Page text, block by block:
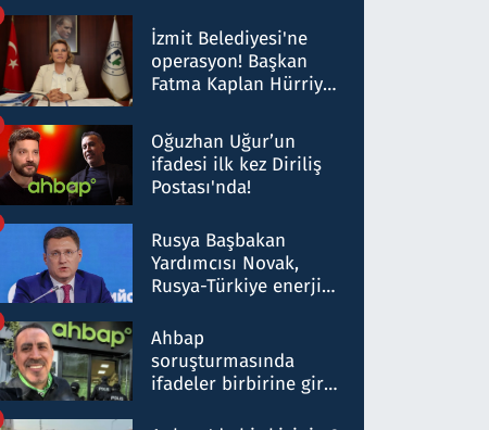
Milyar liralık para
trafiği tespit edildi
İzmit Belediyesi'ne
operasyon! Başkan
Fatma Kaplan Hürriyet
Oğuzhan Uğur’un
ifadesi ilk kez Diriliş
Postası'nda!
Rusya Başbakan
Yardımcısı Novak,
Rusya-Türkiye enerji
nitelikte olduğunu
belirtti
Ahbap
soruşturmasında
ifadeler birbirine girdi: